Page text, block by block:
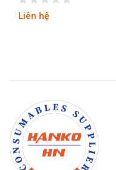
Liên hệ